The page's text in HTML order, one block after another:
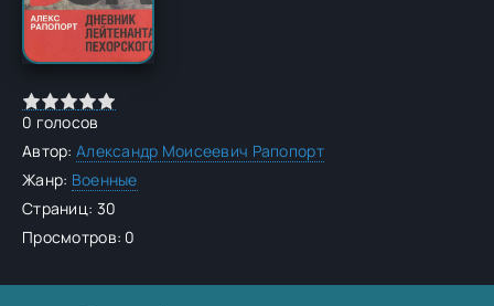
0 голосов
Автор: Александр Моисеевич Рапопорт
Жанр: Военные
Страниц: 30
Просмотров: 0